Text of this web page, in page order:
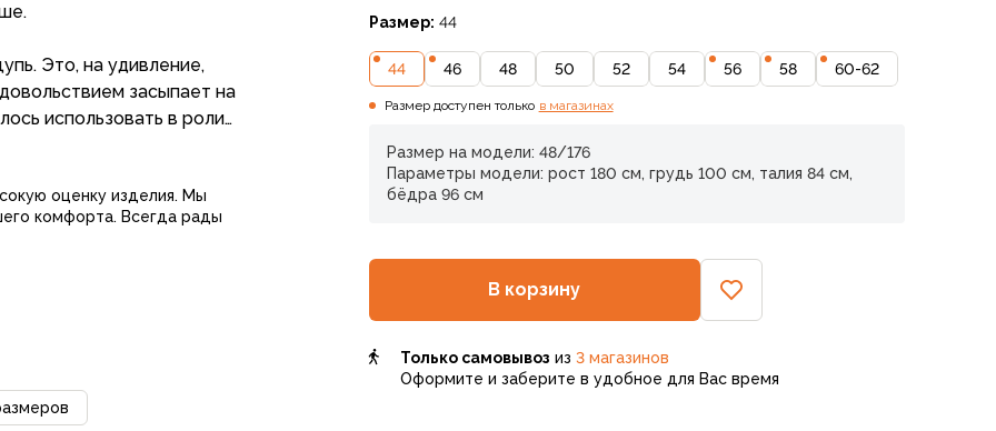
Это, на удивление,
засыпает на
в роли
оценку изделия. Мы
комфорта. Всегда рады
Размер: 44
44 46 48 50 52 54 56 58 60-62
Размер доступен только в магазинах
Размер на модели: 48/176
Параметры модели: рост 180 см, грудь 100 см, талия 84 см,
бёдра 96 см
В корзину
Только самовывоз из 3 магазинов
Оформите и заберите в удобное для Вас время